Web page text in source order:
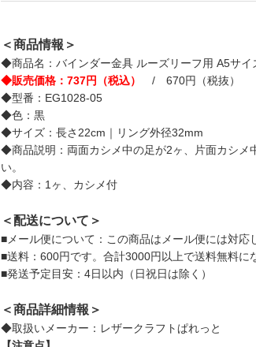
＜商品情報＞
◆商品名：バインダー金具 ルーズリーフ用 A5サイ
◆販売価格：737円（税込）
/ 670円（税抜）
◆型番：EG1028-05
◆色：黒
◆サイズ：長さ22cm｜リング外径32mm
◆商品説明：両面カシメ中の足が2ヶ、片面カシメ
い。
◆内容：1ヶ、カシメ付
＜配送について＞
■メール便について：この商品はメール便には対応
■送料：600円です。合計3000円以上で送料無料に
■発送予定目安：4日以内（日祝日は除く）
＜商品詳細情報＞
◆取扱いメーカー：レザークラフトぱれっと